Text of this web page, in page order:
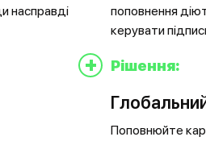
насправді
поповнення
керувати
+ Рішення:
Поповнюйте